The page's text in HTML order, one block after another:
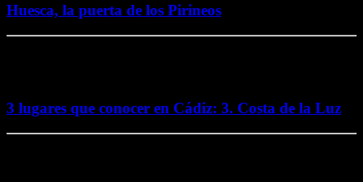
Huesca, la puerta de los Pirineos
3 lugares que conocer en Cádiz: 3. Costa de la Luz